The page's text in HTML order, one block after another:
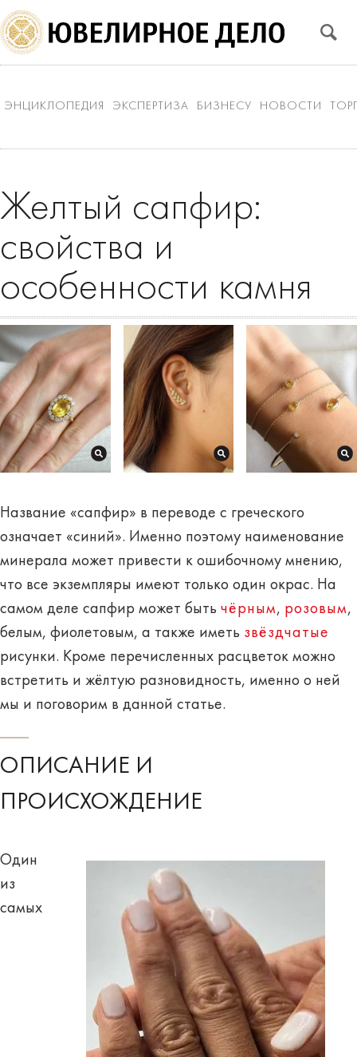
ЭНЦИКЛОПЕДИЯ ЭКСПЕРТИЗА БИЗНЕСУ НОВОСТИ
Желтый сапфир:
свойства и
особенности камня
Название «сапфир» в переводе с греческого
означает «синий». Именно поэтому наименование
минерала может привести к ошибочному мнению,
что все экземпляры имеют только один окрас. На
самом деле сапфир может быть чёрным, розовым,
белым, фиолетовым, а также иметь звёздчатые
рисунки. Кроме перечисленных расцветок можно
встретить и жёлтую разновидность, именно о ней
мы и поговорим в данной статье.
ОПИСАНИЕ И
ПРОИСХОЖДЕНИЕ
Один
из
самых